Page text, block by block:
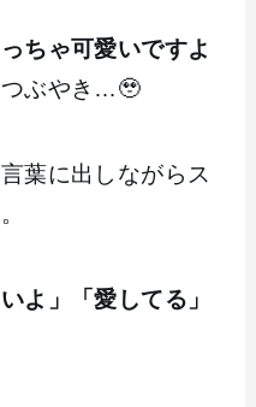
ちゃ可愛いですよ
つぶやき…🥹
葉に出しながらス
よ」「愛してる」